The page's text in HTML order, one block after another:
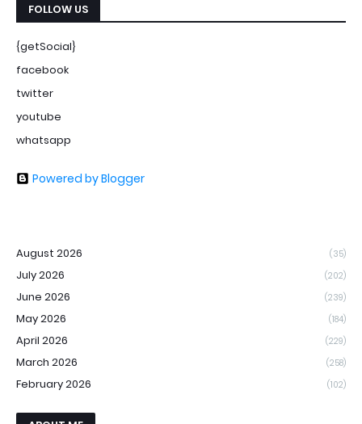
FOLLOW US
{getSocial}
facebook
twitter
youtube
whatsapp
Powered by Blogger
August 2026 (35)
July 2026 (202)
June 2026 (239)
May 2026 (184)
April 2026 (229)
March 2026 (258)
February 2026 (102)